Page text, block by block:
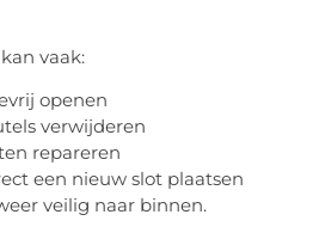
vaak:
openen
verwijderen
repareren
een nieuw slot plaatsen
veilig naar binnen.